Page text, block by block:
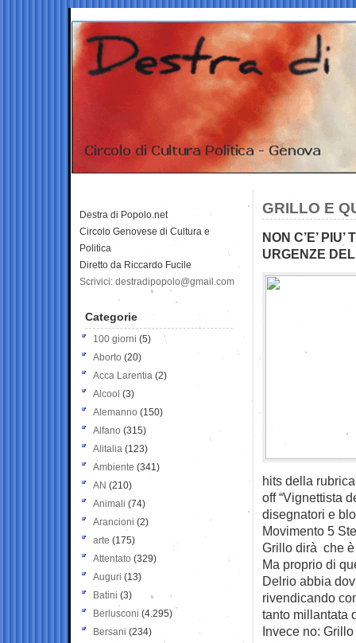
GRILLO E
NON C’E’
URGENZE
hits della
off “Vignettista
disegnatori e
Movimento 5
Grillo dirà che è
Ma proprio di
Delrio abbia
rivendicando
tanto millantata
Invece no:
Destra di Popolo.net
Circolo Genovese di Cultura e
Politica
Diretto da Riccardo Fucile
Scrivici: destradipopolo@gmail.com
Categorie
100 giorni (5)
Aborto (20)
Acca Larentia (2)
Alcool (3)
Alemanno (150)
Alfano (315)
Alitalia (123)
Ambiente (341)
AN (210)
Animali (74)
Arancioni (2)
arte (175)
Attentato (329)
Auguri (13)
Batini (3)
Berlusconi (4.295)
Bersani (234)